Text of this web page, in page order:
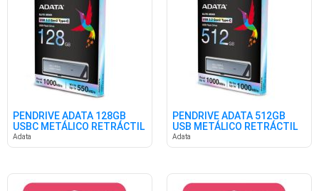
PENDRIVE ADATA 128GB
USBC METÁLICO RETRÁCTIL
Adata
PENDRIVE ADATA 512GB
USB METÁLICO RETRÁCTIL
SILVER
Adata